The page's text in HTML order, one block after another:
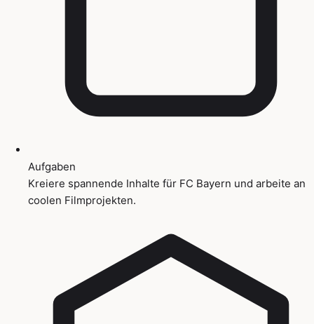
Aufgaben
Kreiere spannende Inhalte für FC Bayern und arbeite an
coolen Filmprojekten.